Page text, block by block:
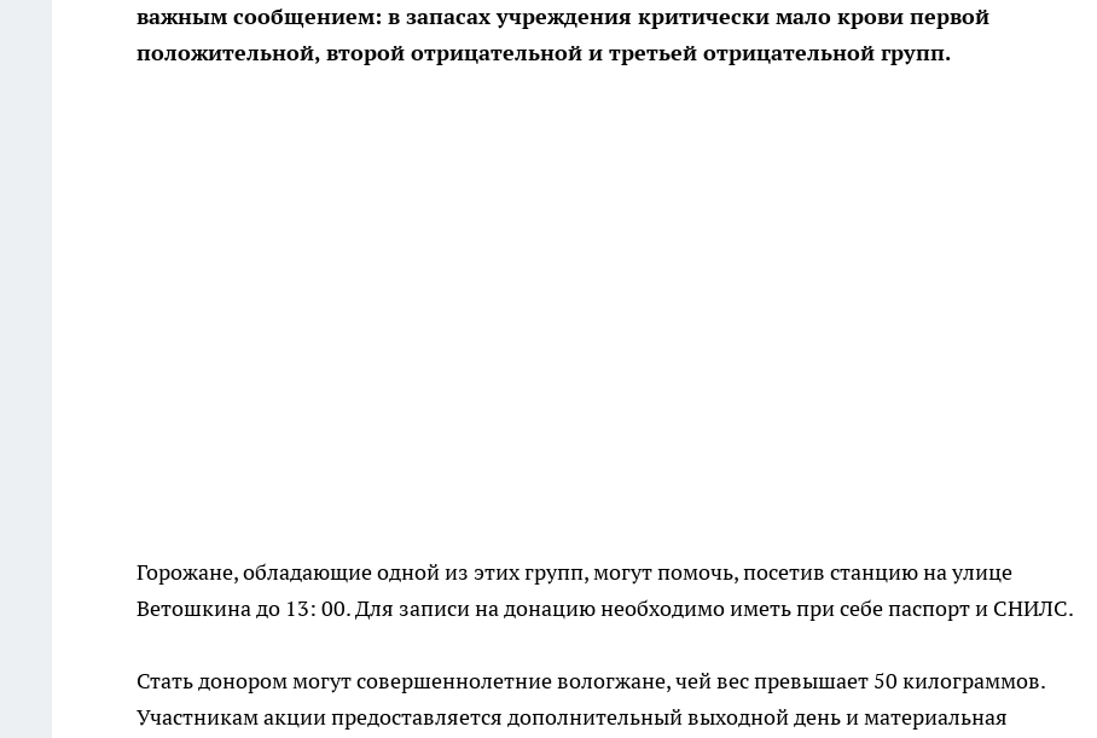
важным сообщением: в запасах учреждения критически мало крови первой
положительной, второй отрицательной и третьей отрицательной групп.
Горожане, обладающие одной из этих групп, могут помочь, посетив станцию на улице
Ветошкина до 13: 00. Для записи на донацию необходимо иметь при себе паспорт и СНИЛС.
Стать донором могут совершеннолетние вологжане, чей вес превышает 50 килограммов.
Участникам акции предоставляется дополнительный выходной день и материальная